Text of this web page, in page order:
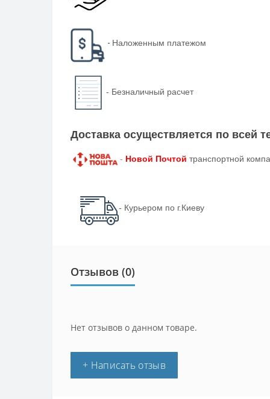
- Наложенным платежом
- Безналичный расчет
Доставка осуществляется по всей
- Новой Почтой транспортной
- Курьером по г.Киеву
Отзывов (0)
Нет отзывов о данном товаре.
+ Написать отзыв